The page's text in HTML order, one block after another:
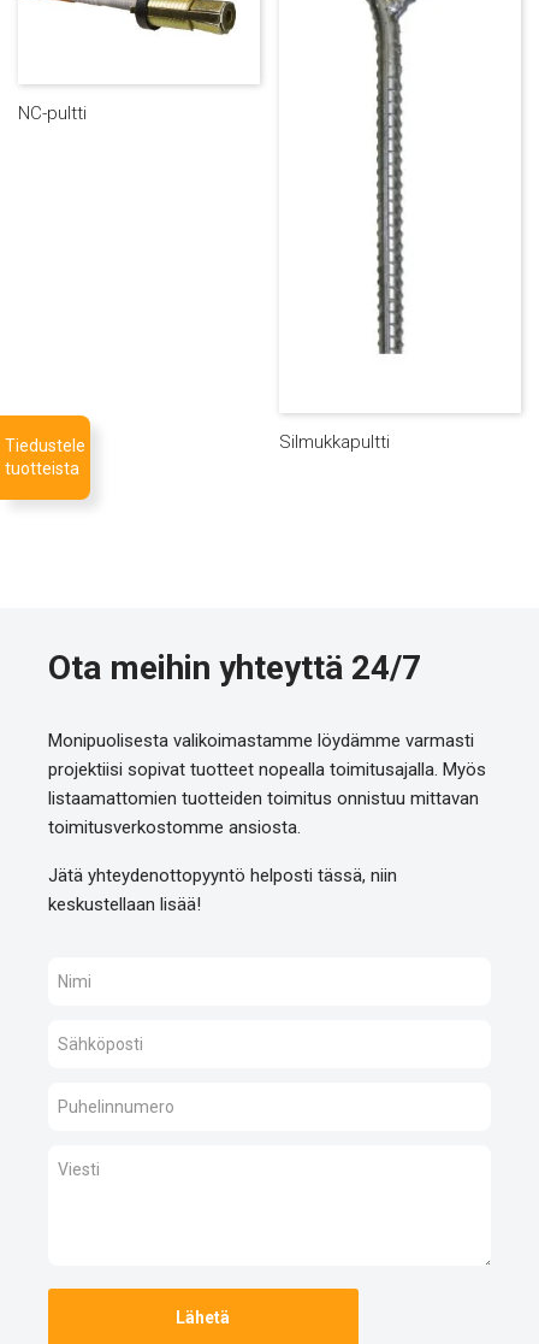
NC-pultti
Silmukkapultti
Ota meihin yhteyttä 24/7
Monipuolisesta valikoimastamme löydämme varmasti
projektiisi sopivat tuotteet nopealla toimitusajalla. Myös
listaamattomien tuotteiden toimitus onnistuu mittavan
toimitusverkostomme ansiosta.
Jätä yhteydenottopyyntö helposti tässä, niin
keskustellaan lisää!
Tiedustele
tuotteista